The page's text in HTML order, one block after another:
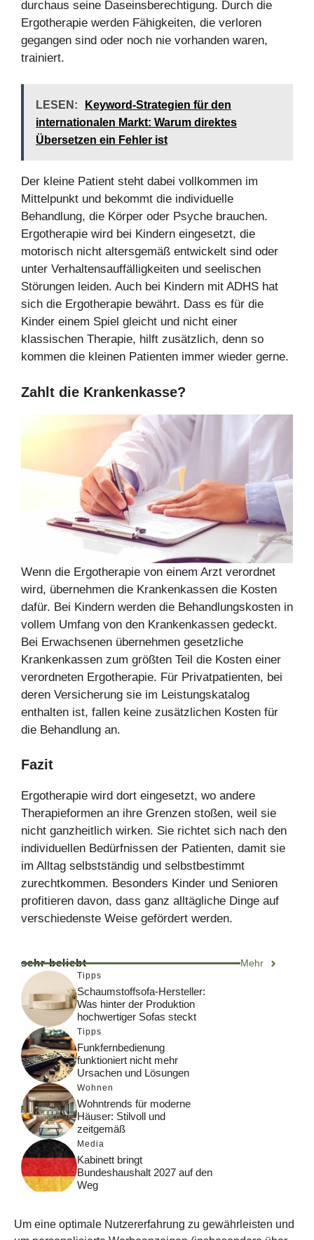
Um eine optimale Nutzererfahrung zu gewährleisten und
durchaus seine Daseinsberechtigung. Durch die
Ergotherapie werden Fähigkeiten, die verloren
gegangen sind oder noch nie vorhanden waren,
trainiert.
LESEN:
Keyword-Strategien für den
internationalen Markt: Warum direktes
Übersetzen ein Fehler ist
Der kleine Patient steht dabei vollkommen im
Mittelpunkt und bekommt die individuelle
Behandlung, die Körper oder Psyche brauchen.
Ergotherapie wird bei Kindern eingesetzt, die
motorisch nicht altersgemäß entwickelt sind oder
unter Verhaltensauffälligkeiten und seelischen
Störungen leiden. Auch bei Kindern mit ADHS hat
sich die Ergotherapie bewährt. Dass es für die
Kinder einem Spiel gleicht und nicht einer
klassischen Therapie, hilft zusätzlich, denn so
kommen die kleinen Patienten immer wieder gerne.
Zahlt die Krankenkasse?
Wenn die Ergotherapie von einem Arzt verordnet
wird, übernehmen die Krankenkassen die Kosten
dafür. Bei Kindern werden die Behandlungskosten in
vollem Umfang von den Krankenkassen gedeckt.
Bei Erwachsenen übernehmen gesetzliche
Krankenkassen zum größten Teil die Kosten einer
verordneten Ergotherapie. Für Privatpatienten, bei
deren Versicherung sie im Leistungskatalog
enthalten ist, fallen keine zusätzlichen Kosten für
die Behandlung an.
Fazit
Ergotherapie wird dort eingesetzt, wo andere
Therapieformen an ihre Grenzen stoßen, weil sie
nicht ganzheitlich wirken. Sie richtet sich nach den
individuellen Bedürfnissen der Patienten, damit sie
im Alltag selbstständig und selbstbestimmt
zurechtkommen. Besonders Kinder und Senioren
profitieren davon, dass ganz alltägliche Dinge auf
verschiedenste Weise gefördert werden.
sehr beliebt Mehr
Tipps
Schaumstoffsofa-Hersteller:
Was hinter der Produktion
hochwertiger Sofas steckt
Tipps
Funkfernbedienung
funktioniert nicht mehr
Ursachen und Lösungen
Wohnen
Wohntrends für moderne
Häuser: Stilvoll und
zeitgemäß
Media
Kabinett bringt
Bundeshaushalt 2027 auf den
Weg
Funktionsweise, Prozesse